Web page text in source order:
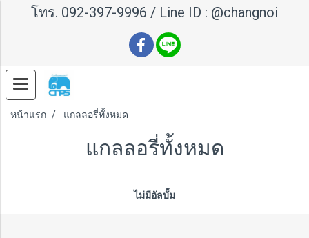
โทร. 092-397-9996 / Line ID : @changnoi
หน้าแรก แกลลอรี่ทั้งหมด
แกลลอรี่ทั้งหมด
ไม่มีอัลบั้ม